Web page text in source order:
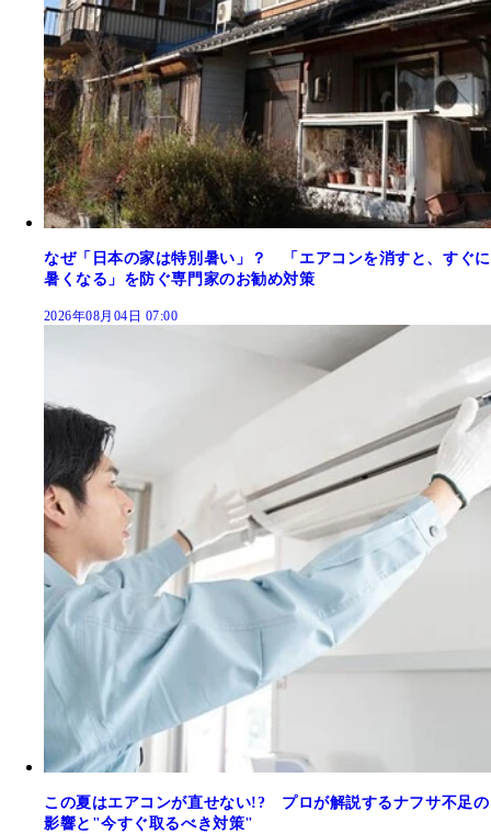
なぜ「日本の家は特別暑い」？ 「エアコンを消すと、すぐに
暑くなる」を防ぐ専門家のお勧め対策
2026年08月04日 07:00
この夏はエアコンが直せない!? プロが解説するナフサ不足の
影響と"今すぐ取るべき対策"